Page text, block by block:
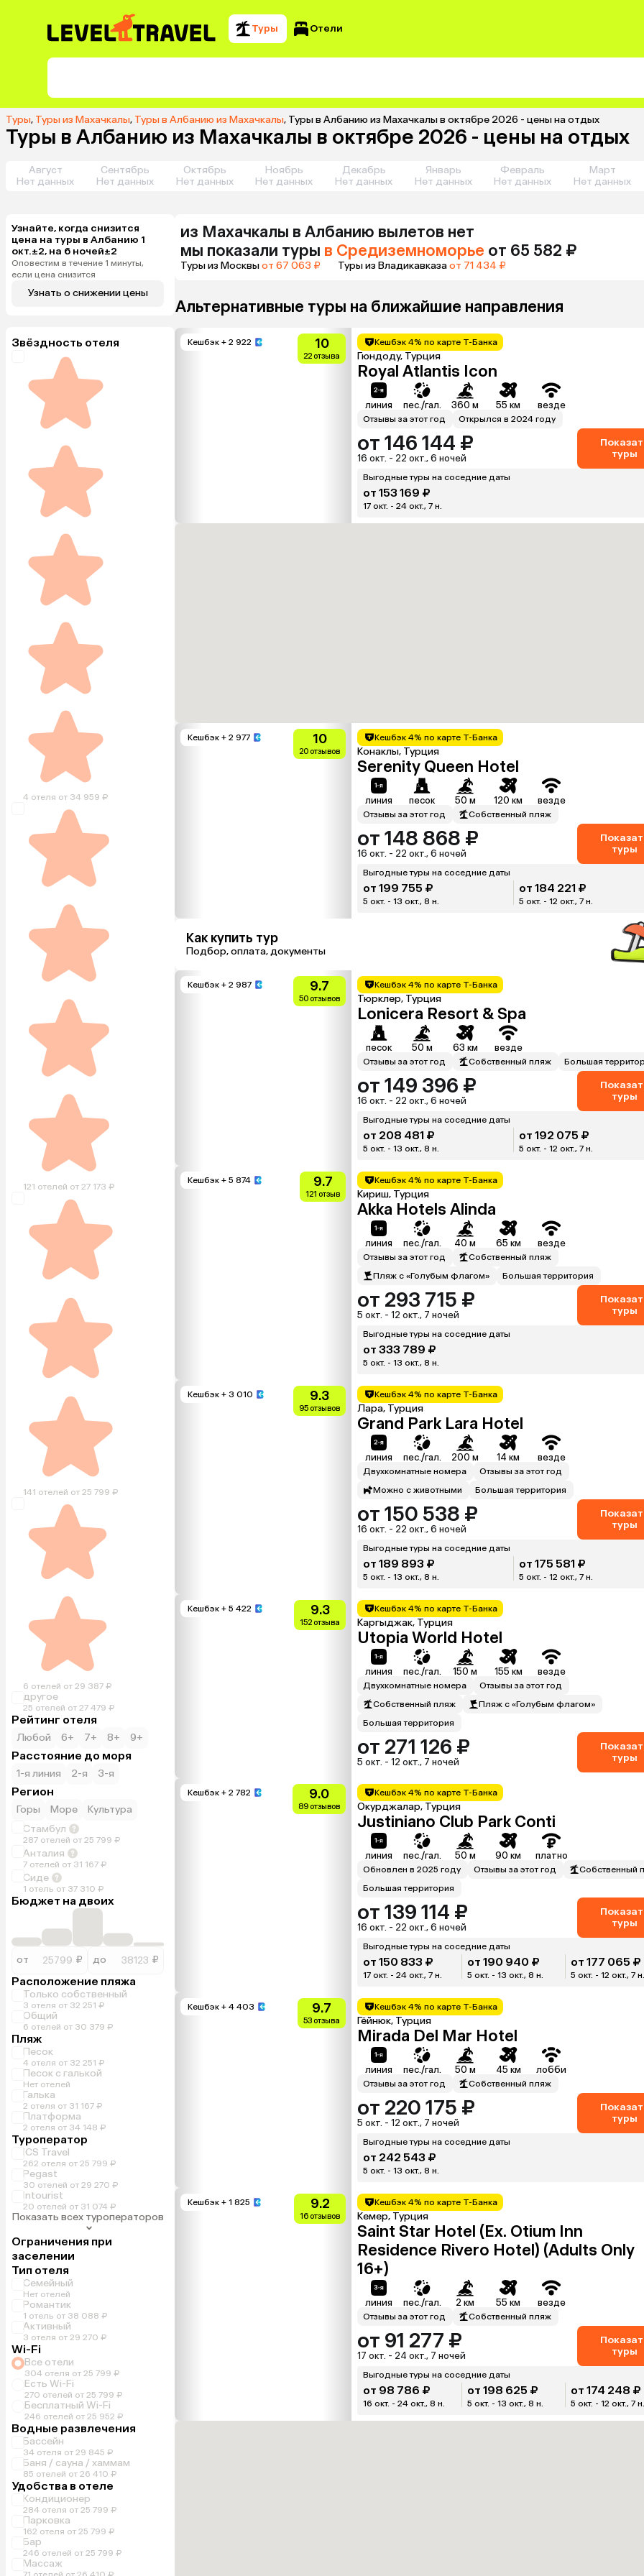
Туры Отели
Туры, Туры из Махачкалы, Туры в Албанию из Махачкалы, Туры в Албанию из Махачкалы в октябре 2026 - цены на отдых
Туры в Албанию из Махачкалы в октябре 2026 - цены на отдых
Август
Нет данных
Сентябрь
Нет данных
Октябрь
Нет данных
Ноябрь
Нет данных
Декабрь
Нет данных
Январь
Нет данных
Февраль
Нет данных
Март
Нет данных
Узнайте, когда снизится
цена на туры в Албанию 1
окт.±2, на 6 ночей±2
Оповестим в течение 1 минуты,
если цена снизится
Узнать о снижении цены
Звёздность отеля
4 отеля от 34 959 ₽
121 отелей от 27 173 ₽
141 отелей от 25 799 ₽
6 отелей от 29 387 ₽
другое
25 отелей от 27 479 ₽
Рейтинг отеля
Любой 6+ 7+ 8+ 9+
Расстояние до моря
1-я линия 2-я 3-я
Регион
Горы Море
Культура
Стамбул
287 отелей от 25 799 ₽
Анталия
7 отелей от 31 167 ₽
Сиде
1 отель от 37 310 ₽
Бюджет на двоих
от ₽ до ₽
Расположение пляжа
Только собственный
3 отеля от 32 251 ₽
Общий
6 отелей от 30 379 ₽
Пляж
Песок
4 отеля от 32 251 ₽
Песок с галькой
Нет отелей
Галька
2 отеля от 31 167 ₽
Платформа
2 отеля от 34 148 ₽
Туроператор
ICS Travel
262 отеля от 25 799 ₽
Pegast
30 отелей от 29 270 ₽
Intourist
20 отелей от 31 074 ₽
Показать всех туроператоров
Ограничения при
заселении
Тип отеля
Семейный
Нет отелей
Романтик
1 отель от 38 088 ₽
Активный
3 отеля от 29 270 ₽
Wi-Fi
Все отели
304 отеля от 25 799 ₽
Есть Wi-Fi
270 отелей от 25 799 ₽
Бесплатный Wi-Fi
246 отелей от 25 952 ₽
Водные развлечения
Бассейн
34 отеля от 29 845 ₽
Баня / сауна / хаммам
85 отелей от 26 410 ₽
Удобства в отеле
Кондиционер
284 отеля от 25 799 ₽
Парковка
162 отеля от 25 799 ₽
Бар
246 отелей от 25 799 ₽
Массаж
из Махачкалы в Албанию вылетов нет
мы показали туры в Средиземноморье от 65 582 ₽
Туры из Москвыот 67 063 ₽ Туры из Владикавказаот 71 434 ₽
Альтернативные туры на ближайшие направления
Кешбэк + 2 922 10
22 отзыва
Кешбэк 4% по карте Т-Банка
Гюндоду, Турция
Royal Atlantis Icon
линия пес./гал. 360 м 55 км везде
Отзывы за этот год Открылся в 2024 году
от 146 144 ₽
16 окт. - 22 окт., 6 ночей
туры
Выгодные туры на соседние даты
от 153 169 ₽
17 окт. - 24 окт., 7 н.
Кешбэк + 2 977 10
20 отзывов
Кешбэк 4% по карте Т-Банка
Конаклы, Турция
Serenity Queen Hotel
линия песок 50 м 120 км везде
Отзывы за этот год Собственный пляж
от 148 868 ₽
16 окт. - 22 окт., 6 ночей
туры
Выгодные туры на соседние даты
от 199 755 ₽
5 окт. - 13 окт., 8 н.
от 184 221 ₽
5 окт. - 12 окт., 7 н.
Как купить тур
Подбор, оплата, документы
Кешбэк + 2 987 9.7
50 отзывов
Кешбэк 4% по карте Т-Банка
Тюрклер, Турция
Lonicera Resort & Spa
песок 50 м 63 км везде
Отзывы за этот год Собственный пляж Большая
от 149 396 ₽
16 окт. - 22 окт., 6 ночей
туры
Выгодные туры на соседние даты
от 208 481 ₽
5 окт. - 13 окт., 8 н.
от 192 075 ₽
5 окт. - 12 окт., 7 н.
Кешбэк + 5 874 9.7
121 отзыв
Кешбэк 4% по карте Т-Банка
Кириш, Турция
Akka Hotels Alinda
линия пес./гал. 40 м 65 км везде
Отзывы за этот год
Собственный пляж
Пляж с «Голубым флагом»
Большая территория
от 293 715 ₽
5 окт. - 12 окт., 7 ночей
туры
Выгодные туры на соседние даты
от 333 789 ₽
5 окт. - 13 окт., 8 н.
Кешбэк + 3 010 9.3
95 отзывов
Кешбэк 4% по карте Т-Банка
Лара, Турция
Grand Park Lara Hotel
линия пес./гал. 200 м 14 км везде
Двухкомнатные номера
Отзывы за этот год
Можно с животными
Большая территория
от 150 538 ₽
16 окт. - 22 окт., 6 ночей
туры
Выгодные туры на соседние даты
от 189 893 ₽
5 окт. - 13 окт., 8 н.
от 175 581 ₽
5 окт. - 12 окт., 7 н.
Кешбэк + 5 422 9.3
152 отзыва
Кешбэк 4% по карте Т-Банка
Каргыджак, Турция
Utopia World Hotel
линия пес./гал. 150 м 155 км везде
Двухкомнатные номера
Отзывы за этот год
Собственный пляж
Пляж с «Голубым флагом»
Большая территория
от 271 126 ₽
5 окт. - 12 окт., 7 ночей
туры
Кешбэк + 2 782 9.0
89 отзывов
Кешбэк 4% по карте Т-Банка
Окурджалар, Турция
Justiniano Club Park Conti
линия пес./гал. 50 м 90 км платно
Обновлен в 2025 году Отзывы за этот год
Собственный
Большая территория
от 139 114 ₽
16 окт. - 22 окт., 6 ночей
туры
Выгодные туры на соседние даты
от 150 833 ₽
17 окт. - 24 окт., 7 н.
от 190 940 ₽
5 окт. - 13 окт., 8 н.
от 177 065 ₽
5 окт. - 12 окт., 7
Кешбэк + 4 403 9.7
53 отзыва
Кешбэк 4% по карте Т-Банка
Гёйнюк, Турция
Mirada Del Mar Hotel
линия пес./гал. 50 м 45 км лобби
Отзывы за этот год Собственный пляж
от 220 175 ₽
5 окт. - 12 окт., 7 ночей
туры
Выгодные туры на соседние даты
от 242 543 ₽
5 окт. - 13 окт., 8 н.
Кешбэк + 1 825 9.2
16 отзывов
Кешбэк 4% по карте Т-Банка
Кемер, Турция
Saint Star Hotel (Ex. Otium Inn
Residence Rivero Hotel) (Adults Only
16+)
линия пес./гал. 2 км 55 км везде
Отзывы за этот год Собственный пляж
от 91 277 ₽
17 окт. - 24 окт., 7 ночей
туры
Выгодные туры на соседние даты
от 98 786 ₽
16 окт. - 24 окт., 8 н.
от 198 625 ₽
5 окт. - 13 окт., 8 н.
от 174 248 ₽
5 окт. - 12 окт., 7